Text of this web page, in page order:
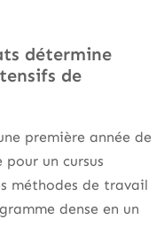
détermine
de
première année de
un cursus
méthodes de travail
dense en un